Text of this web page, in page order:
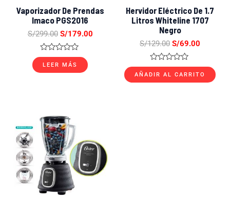
Vaporizador De Prendas
Imaco PGS2016
S/299.00 S/179.00
Valorado
con
0
LEER MÁS
Hervidor Eléctrico De 1.7
Litros Whiteline 1707
Negro
S/129.00 S/69.00
Valorado
con
0
AÑADIR AL CARRITO
precio
original
era:
S/499.00.
es:
S/349.00.